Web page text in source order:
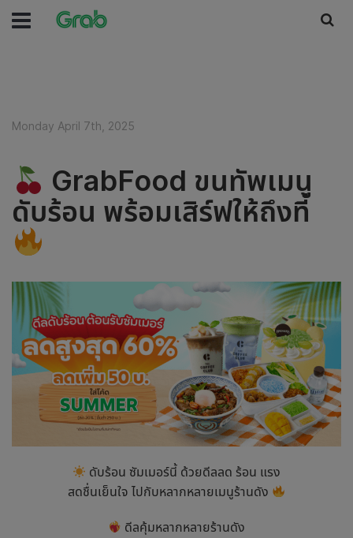
Monday April 7th, 2025
GrabFood ขนทัพเมนู
ดับร้อน พร้อมเสิร์ฟให้ถึงที่
ดับร้อน ซัมเมอร์นี้ ด้วยดีลลด ร้อน แรง
สดชื่นเย็นใจ ไปกับหลากหลายเมนูร้านดัง
ดีลคุ้มหลากหลายร้านดัง